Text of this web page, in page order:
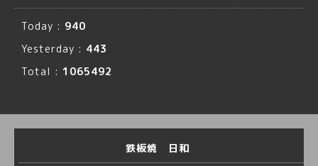
Today : 940
Yesterday : 443
Total : 1065492
鉄板焼 日和